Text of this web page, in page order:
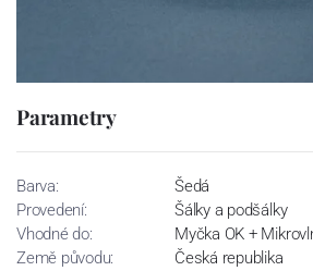
Parametry
Barva:
Šedá
Provedení:
Šálky a podšálky
Vhodné do:
Myčka OK +
Země původu:
Česká republika